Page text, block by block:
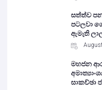
සත්ත්ව
පටලවා
ඇමැති
මහජන
සාකච්ඡා